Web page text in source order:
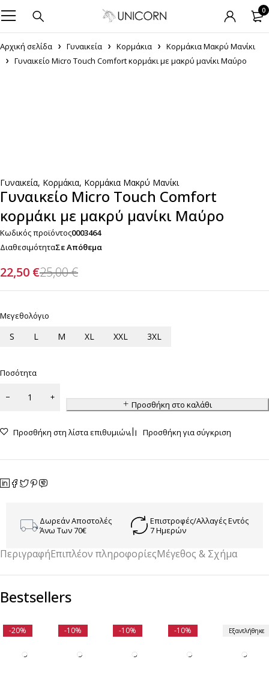
0
Αρχική σελίδα Γυναικεία Κορμάκια
Κορμάκια Μακρύ Μανίκι
Γυναικείο Micro Touch Comfort κορμάκι με μακρύ μανίκι Μαύρο
Γυναικεία, Κορμάκια, Κορμάκια Μακρύ Μανίκι
Γυναικείο Micro Touch Comfort
κορμάκι με μακρύ μανίκι Μαύρο
Κωδικός προϊόντος0003464
ΔιαθεσιμότηταΣε Απόθεμα
25,00€
22,50 €
Μεγεθολόγιο
S L M XL XXL 3XL
Ποσότητα
Προσθήκη στο καλάθι
Προσθήκη στη λίστα επιθυμιών Προσθήκη για σύγκριση
Δωρεάν Αποστολές
Άνω Των 70€
Επιστροφές/Αλλαγές Εντός
7 Ημερών
ΠεριγραφήΕπιπλέον πληροφορίεςΜέγεθος & Σχήμα
Bestsellers
-20% -10% -10% -10% Εξαντλήθηκε